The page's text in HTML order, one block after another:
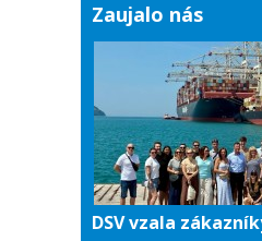
Zaujalo nás
DSV vzala